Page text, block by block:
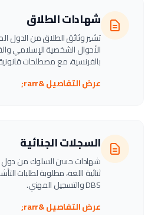
شهادات الطلاق
تشير وثائق الطلاق من الدول
الأحوال الشخصية الإسلامي
بالفرنسية، مع مصطلحات
عرض التفاصيل &rarr;
السجلات الجنائية
شهادات حسن السلوك من دول
ثنائية اللغة، مطلوبة لطلبات
DBS والتسجيل المهني.
عرض التفاصيل &rarr;